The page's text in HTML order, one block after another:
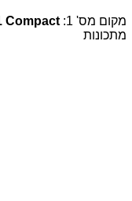
מקום מס' 1:
מתכונות